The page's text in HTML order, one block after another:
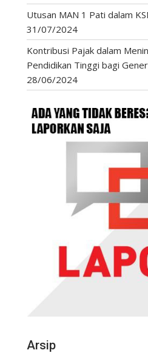
Utusan MAN 1 Pati dalam
31/07/2024
Kontribusi Pajak dalam
Pendidikan Tinggi bagi
28/06/2024
Arsip